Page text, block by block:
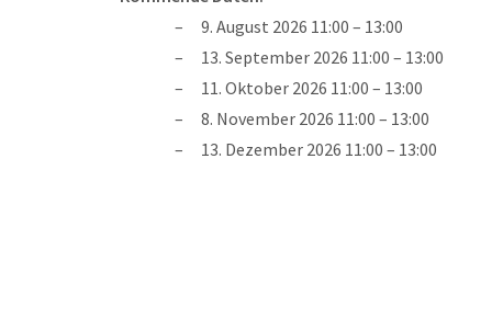
9. August 2026 11:00 – 13:00
13. September 2026 11:00 – 13:00
11. Oktober 2026 11:00 – 13:00
8. November 2026 11:00 – 13:00
13. Dezember 2026 11:00 – 13:00